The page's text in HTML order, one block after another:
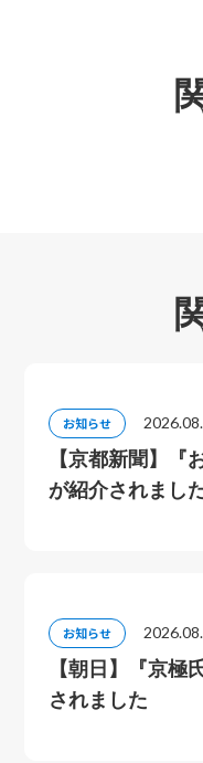
お知らせ
【京都新聞】『
が紹介されまし
お知らせ
【朝日】『京極
されました